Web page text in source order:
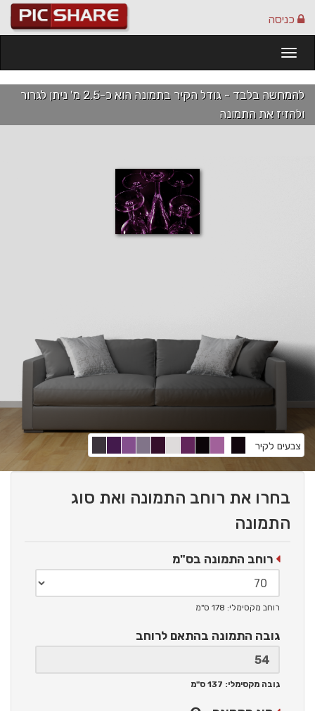
כניסה
להמחשה בלבד - גודל הקיר בתמונה הוא כ-2.5 מ' ניתן לגרור
ולהזיז את התמונה
צבעים לקיר
בחרו את רוחב התמונה ואת סוג
התמונה
רוחב התמונה בס"מ
רוחב מקסימלי: 178 ס"מ
גובה התמונה בהתאם לרוחב
גובה מקסימלי: 137 ס"מ